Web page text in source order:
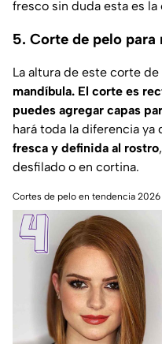
fresco sin duda esta es
5. Corte de pelo
La altura de este corte
mandíbula. El corte es
puedes agregar capas
hará toda la diferencia ya
fresca y definida al rostro
desfilado o en cortina.
Cortes de pelo en tendencia